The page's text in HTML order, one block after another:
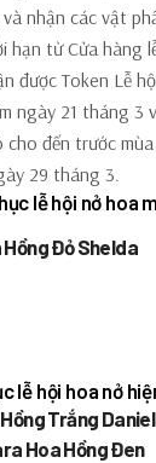
nhận các vật
hạn từCửa hàng
được Token Lễ
ngày 21 tháng 3
cho đến trước
29 tháng 3.
lễ hội nở hoa
Hồng Đỏ Shelda
lễ hội hoa nở
Hồng Trắng Daniel
Hoa Hồng Đen